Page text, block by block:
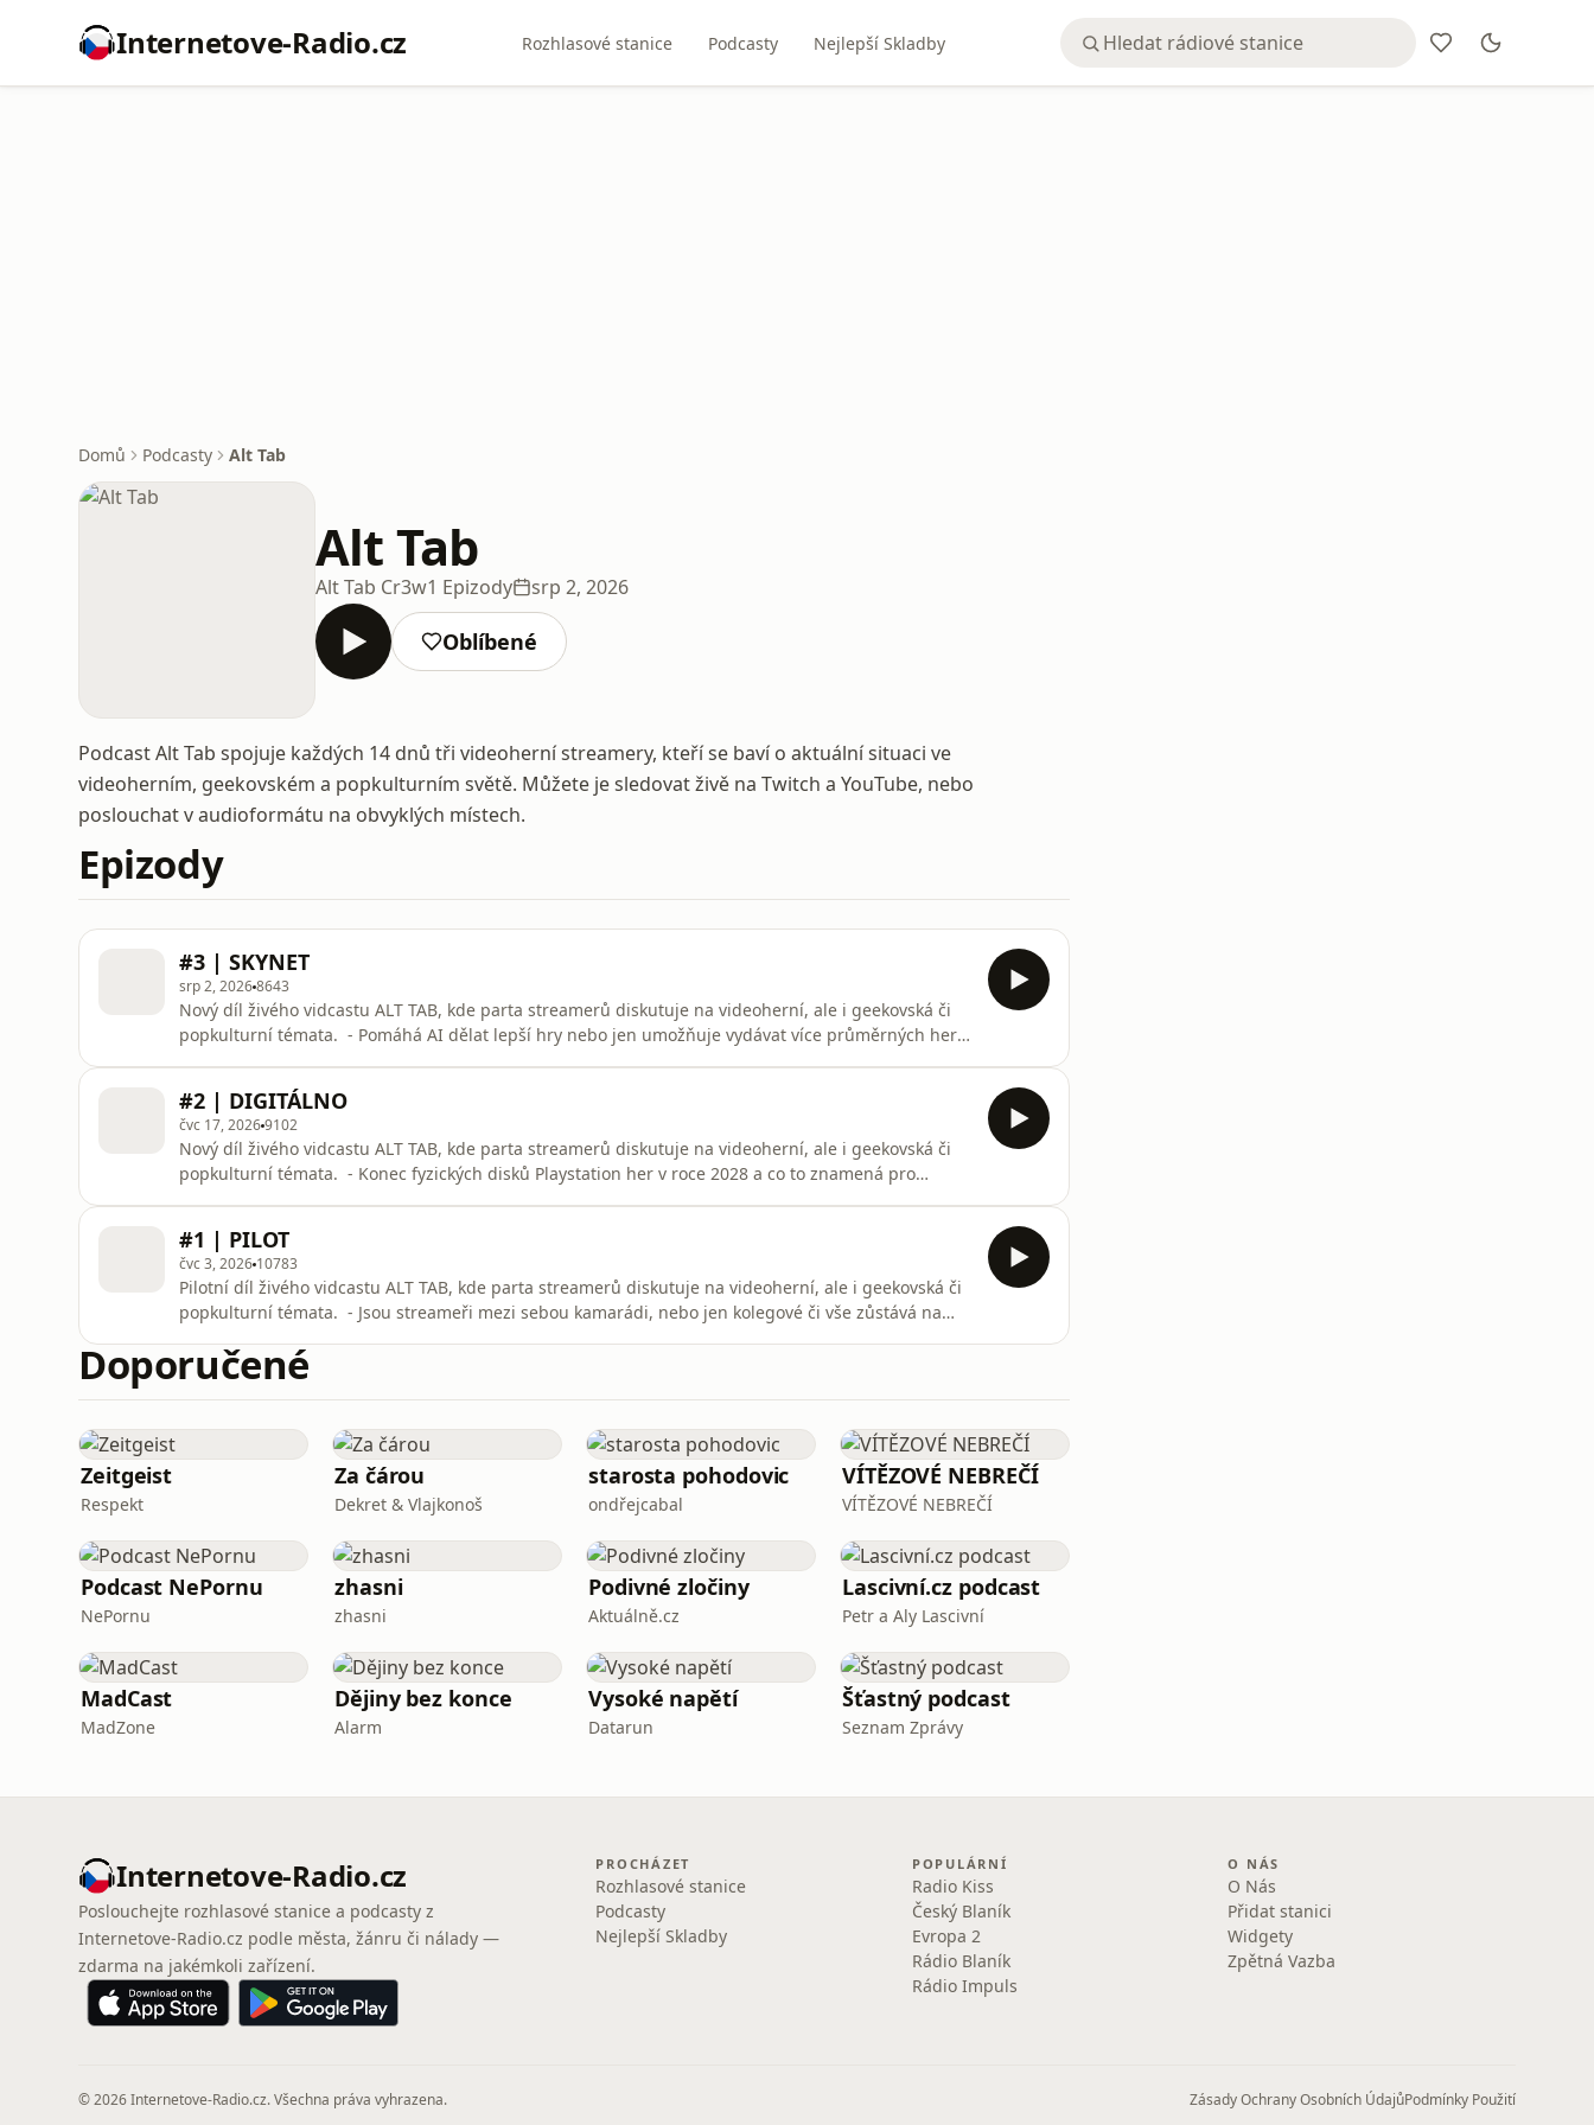
Internetove-Radio.cz Rozhlasové stanice Podcasty Nejlepší Skladby
Domů Podcasty Alt Tab
Alt Tab
Alt Tab Cr3w1 Epizody srp 2, 2026
Oblíbené
Podcast Alt Tab spojuje každých 14 dnů tři videoherní streamery, kteří se baví o aktuální situaci ve
videoherním, geekovském a popkulturním světě. Můžete je sledovat živě na Twitch a YouTube, nebo
poslouchat v audioformátu na obvyklých místech.
Epizody
#3 | SKYNET
srp 2, 20268643
Nový díl živého vidcastu ALT TAB, kde parta streamerů diskutuje na videoherní, ale i geekovská či
popkulturní témata. - Pomáhá AI dělat lepší hry nebo jen umožňuje vydávat více průměrných her?
znamená, když hru pomáhá vytvořit AI?
#2 | DIGITÁLNO
čvc 17, 20269102
Nový díl živého vidcastu ALT TAB, kde parta streamerů diskutuje na videoherní, ale i geekovská či
popkulturní témata. - Konec fyzických disků Playstation her v roce 2028 a co to znamená pro
konzolích? Budou konzole
#1 | PILOT
čvc 3, 2026 10783
Pilotní díl živého vidcastu ALT TAB, kde parta streamerů diskutuje na videoherní, ale i geekovská či
popkulturní témata. - Jsou streameři mezi sebou kamarádi, nebo jen kolegové či vše zůstává na
drahý koníček? Budou RAMky opět levné nebo se můžeme rozloučit s dostupností hardware a
nastává doba temna?
Doporučené
Zeitgeist
Respekt
Za čárou
Dekret & Vlajkonoš
starosta pohodovic
ondřejcabal
VÍTĚZOVÉ NEBREČÍ
VÍTĚZOVÉ NEBREČÍ
Podcast NePornu
NePornu
zhasni
zhasni
Podivné zločiny
Aktuálně.cz
Lascivní.cz podcast
Petr a Aly Lascivní
MadCast
MadZone
Dějiny bez konce
Alarm
Vysoké napětí
Datarun
Šťastný podcast
Seznam Zprávy
Internetove-Radio.cz
Poslouchejte rozhlasové stanice a podcasty z
Internetove-Radio.cz podle města, žánru či nálady —
zdarma na jakémkoli zařízení.
PROCHÁZET
Rozhlasové stanice
Podcasty
Nejlepší Skladby
POPULÁRNÍ
Radio Kiss
Český Blaník
Evropa 2
Rádio Blaník
Rádio Impuls
O NÁS
O Nás
Přidat stanici
Widgety
Zpětná Vazba
© 2026 Internetove-Radio.cz. Všechna práva vyhrazena. Zásady Ochrany Osobních ÚdajůPodmínky Použití